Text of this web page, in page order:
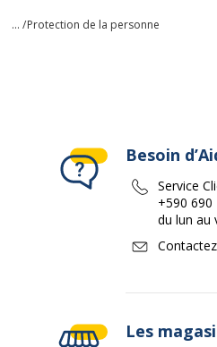
... /Protection de la personne
Besoin
Service
+590 690
du lun au
Les